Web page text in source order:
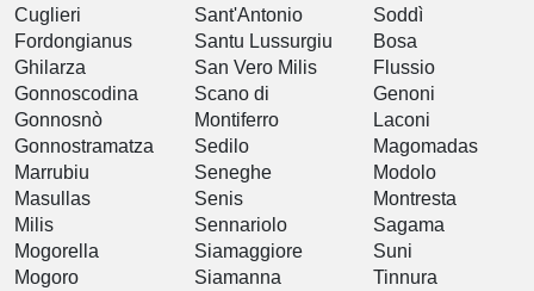
Cuglieri
Fordongianus
Ghilarza
Gonnoscodina
Gonnosnò
Gonnostramatza
Marrubiu
Masullas
Milis
Mogorella
Mogoro
Sant'Antonio
Santu Lussurgiu
San Vero Milis
Scano di
Montiferro
Sedilo
Seneghe
Senis
Sennariolo
Siamaggiore
Siamanna
Soddì
Bosa
Flussio
Genoni
Laconi
Magomadas
Modolo
Montresta
Sagama
Suni
Tinnura